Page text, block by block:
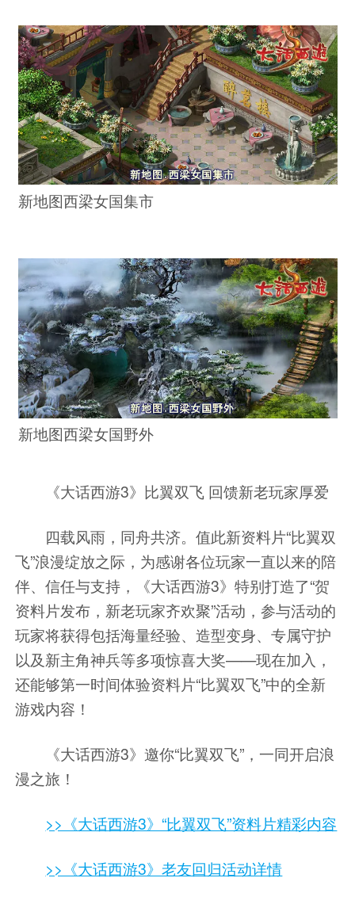
新地图西梁女国集市
新地图西梁女国野外
《大话西游3》比翼双飞 回馈新老玩家厚爱
四载风雨，同舟共济。值此新资料片“比翼双
飞”浪漫绽放之际，为感谢各位玩家一直以来的陪
伴、信任与支持，《大话西游3》特别打造了“贺
资料片发布，新老玩家齐欢聚”活动，参与活动的
玩家将获得包括海量经验、造型变身、专属守护
以及新主角神兵等多项惊喜大奖——现在加入，
还能够第一时间体验资料片“比翼双飞”中的全新
游戏内容！
《大话西游3》邀你“比翼双飞”，一同开启浪
漫之旅！
>>《大话西游3》“比翼双飞”资料片精彩内容
>>《大话西游3》老友回归活动详情